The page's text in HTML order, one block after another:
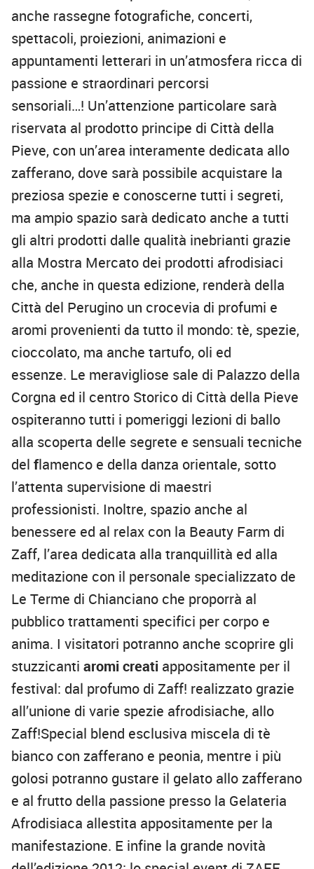
anche rassegne fotografiche, concerti,
spettacoli, proiezioni, animazioni e
appuntamenti letterari in un’atmosfera ricca di
passione e straordinari percorsi
sensoriali…! Un’attenzione particolare sarà
riservata al prodotto principe di Città della
Pieve, con un’area interamente dedicata allo
zafferano, dove sarà possibile acquistare la
preziosa spezie e conoscerne tutti i segreti,
ma ampio spazio sarà dedicato anche a tutti
gli altri prodotti dalle qualità inebrianti grazie
alla Mostra Mercato dei prodotti afrodisiaci
che, anche in questa edizione, renderà della
Città del Perugino un crocevia di profumi e
aromi provenienti da tutto il mondo: tè, spezie,
cioccolato, ma anche tartufo, oli ed
essenze. Le meravigliose sale di Palazzo della
Corgna ed il centro Storico di Città della Pieve
ospiteranno tutti i pomeriggi lezioni di ballo
alla scoperta delle segrete e sensuali tecniche
del flamenco e della danza orientale, sotto
l’attenta supervisione di maestri
professionisti. Inoltre, spazio anche al
benessere ed al relax con la Beauty Farm di
Zaff, l’area dedicata alla tranquillità ed alla
meditazione con il personale specializzato de
Le Terme di Chianciano che proporrà al
pubblico trattamenti specifici per corpo e
anima. I visitatori potranno anche scoprire gli
stuzzicanti aromi creati appositamente per il
festival: dal profumo di Zaff! realizzato grazie
all’unione di varie spezie afrodisiache, allo
Zaff!Special blend esclusiva miscela di tè
bianco con zafferano e peonia, mentre i più
golosi potranno gustare il gelato allo zafferano
e al frutto della passione presso la Gelateria
Afrodisiaca allestita appositamente per la
manifestazione. E infine la grande novità